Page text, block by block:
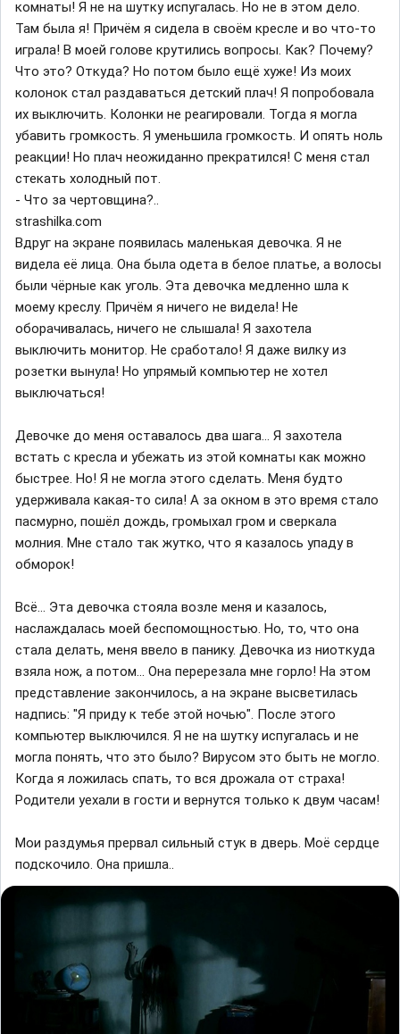
комнаты! Я не на шутку испугалась. Но не в этом дело.
Там была я! Причём я сидела в своём кресле и во что-то
играла! В моей голове крутились вопросы. Как? Почему?
Что это? Откуда? Но потом было ещё хуже! Из моих
колонок стал раздаваться детский плач! Я попробовала
их выключить. Колонки не реагировали. Тогда я могла
убавить громкость. Я уменьшила громкость. И опять ноль
реакции! Но плач неожиданно прекратился! С меня стал
стекать холодный пот.
- Что за чертовщина?..
strashilka.com
Вдруг на экране появилась маленькая девочка. Я не
видела её лица. Она была одета в белое платье, а волосы
были чёрные как уголь. Эта девочка медленно шла к
моему креслу. Причём я ничего не видела! Не
оборачивалась, ничего не слышала! Я захотела
выключить монитор. Не сработало! Я даже вилку из
розетки вынула! Но упрямый компьютер не хотел
выключаться!
Девочке до меня оставалось два шага... Я захотела
встать с кресла и убежать из этой комнаты как можно
быстрее. Но! Я не могла этого сделать. Меня будто
удерживала какая-то сила! А за окном в это время стало
пасмурно, пошёл дождь, громыхал гром и сверкала
молния. Мне стало так жутко, что я казалось упаду в
обморок!
Всё... Эта девочка стояла возле меня и казалось,
наслаждалась моей беспомощностью. Но, то, что она
стала делать, меня ввело в панику. Девочка из ниоткуда
взяла нож, а потом... Она перерезала мне горло! На этом
представление закончилось, а на экране высветилась
надпись: "Я приду к тебе этой ночью". После этого
компьютер выключился. Я не на шутку испугалась и не
могла понять, что это было? Вирусом это быть не могло.
Когда я ложилась спать, то вся дрожала от страха!
Родители уехали в гости и вернутся только к двум часам!
Мои раздумья прервал сильный стук в дверь. Моё сердце
подскочило. Она пришла..